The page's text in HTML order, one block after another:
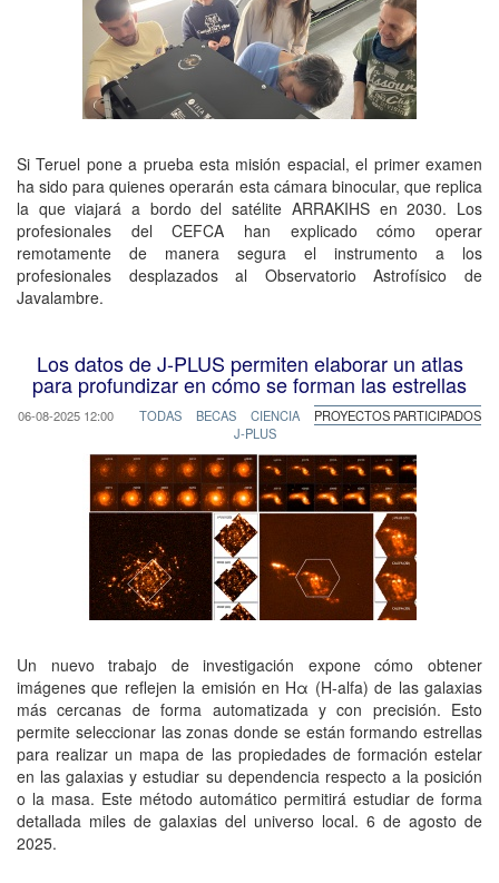
Si Teruel pone a prueba esta misión espacial, el primer examen
ha sido para quienes operarán esta cámara binocular, que replica
la que viajará a bordo del satélite ARRAKIHS en 2030. Los
profesionales del CEFCA han explicado cómo operar
remotamente de manera segura el instrumento a los
profesionales desplazados al Observatorio Astrofísico de
Javalambre.
Los datos de J-PLUS permiten elaborar un atlas
para profundizar en cómo se forman las estrellas
06-08-2025 12:00 TODAS BECAS CIENCIA
PROYECTOS PARTICIPADOS
J-PLUS
Un nuevo trabajo de investigación expone cómo obtener
imágenes que reflejen la emisión en Hα (H-alfa) de las galaxias
más cercanas de forma automatizada y con precisión. Esto
permite seleccionar las zonas donde se están formando estrellas
para realizar un mapa de las propiedades de formación estelar
en las galaxias y estudiar su dependencia respecto a la posición
o la masa. Este método automático permitirá estudiar de forma
detallada miles de galaxias del universo local. 6 de agosto de
2025.